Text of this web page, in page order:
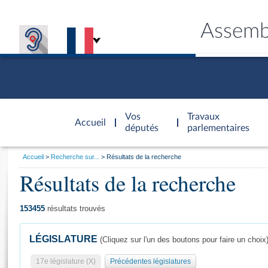
Accueil
d'accueil
Vos
députés
Travaux
parlementaires
Général
Vous
Accueil Recherche sur... Résultats de la recherche
Résultats de la recherche
153455 résultats trouvés
LÉGISLATURE (Cliquez sur l'un des boutons pour faire un choix)
17e législature (X) Précédentes législatures